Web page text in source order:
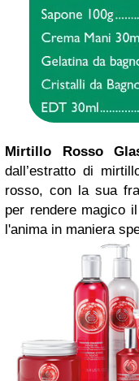
Mirtillo Rosso
dall’estratto di
rosso, con la sua
per rendere magico
l'anima in maniera